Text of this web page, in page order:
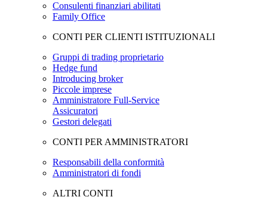
Consulenti finanziari abilitati
Family Office
CONTI PER CLIENTI ISTITUZIONALI
Gruppi di trading proprietario
Hedge fund
Introducing broker
Piccole imprese
Amministratore Full-Service
Assicuratori
Gestori delegati
CONTI PER AMMINISTRATORI
Responsabili della conformità
Amministratori di fondi
ALTRI CONTI